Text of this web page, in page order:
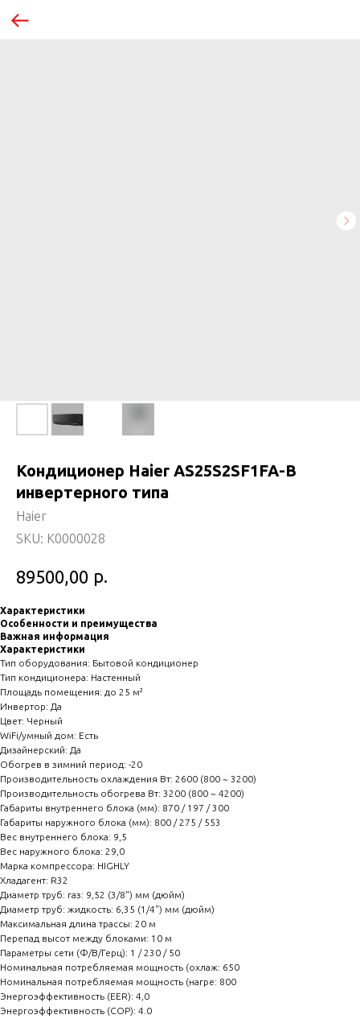
Кондиционер Haier AS25S2SF1FA-B
инвертерного типа
Haier
SKU: K0000028
89500,00 р.
Характеристики
Особенности и преимущества
Важная информация
Характеристики
Тип оборудования: Бытовой кондиционер
Тип кондиционера: Настенный
Площадь помещения: до 25 м²
Инвертор: Да
Цвет: Черный
WiFi/умный дом: Есть
Дизайнерский: Да
Обогрев в зимний период: -20
Производительность охлаждения Вт: 2600 (800 ~ 3200)
Производительность обогрева Вт: 3200 (800 ~ 4200)
Габариты внутреннего блока (мм): 870 / 197 / 300
Габариты наружного блока (мм): 800 / 275 / 553
Вес внутреннего блока: 9,5
Вес наружного блока: 29,0
Марка компрессора: HIGHLY
Хладагент: R32
Диаметр труб: газ: 9,52 (3/8") мм (дюйм)
Диаметр труб: жидкость: 6,35 (1/4") мм (дюйм)
Максимальная длина трассы: 20 м
Перепад высот между блоками: 10 м
Параметры сети (Ф/В/Герц): 1 / 230 / 50
Номинальная потребляемая мощность (охлаж: 650
Номинальная потребляемая мощность (нагре: 800
Энергоэффективность (EER): 4,0
Энергоэффективность (COP): 4.0